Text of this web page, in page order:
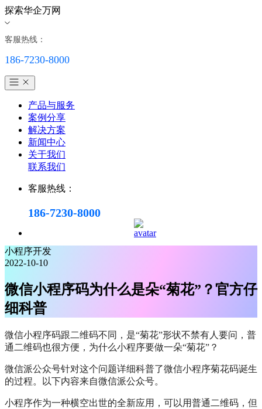
探索华企万网
客服热线：
186-7230-8000
产品与服务
案例分享
解决方案
新闻中心
关于我们
联系我们
客服热线：
186-7230-8000
小程序开发
2022-10-10
微信小程序码为什么是朵“菊花”？官方仔
细科普
微信小程序码跟二维码不同，是“菊花”形状不禁有人要问，普
通二维码也很方便，为什么小程序要做一朵“菊花”？
微信派公众号针对这个问题详细科普了微信小程序菊花码诞生
的过程。以下内容来自微信派公众号。
小程序作为一种横空出世的全新应用，可以用普通二维码，但